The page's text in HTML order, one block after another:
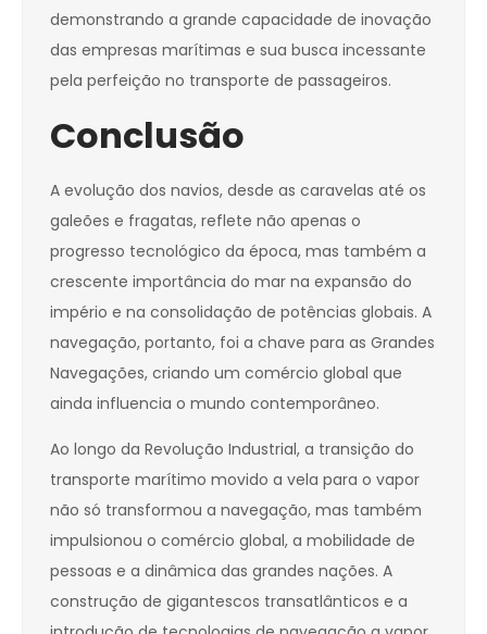
demonstrando a grande capacidade de inovação
das empresas marítimas e sua busca incessante
pela perfeição no transporte de passageiros.
Conclusão
A evolução dos navios, desde as caravelas até os
galeões e fragatas, reflete não apenas o
progresso tecnológico da época, mas também a
crescente importância do mar na expansão do
império e na consolidação de potências globais. A
navegação, portanto, foi a chave para as Grandes
Navegações, criando um comércio global que
ainda influencia o mundo contemporâneo.
Ao longo da Revolução Industrial, a transição do
transporte marítimo movido a vela para o vapor
não só transformou a navegação, mas também
impulsionou o comércio global, a mobilidade de
pessoas e a dinâmica das grandes nações. A
construção de gigantescos transatlânticos e a